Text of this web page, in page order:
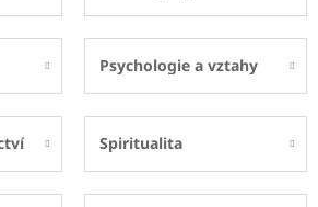
Psychologie a vztahy
Spiritualita